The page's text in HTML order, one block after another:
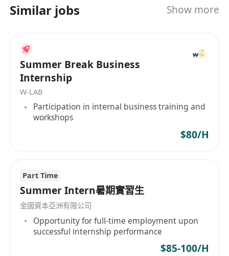
公司、星展銀行(香港)有限公司及渣打銀行(香港)有
化理財方案。
Similar jobs Show more
Summer Break Business
Internship
W-LAB
Participation in internal business training and
workshops
$80/H
Part Time
Summer Intern暑期實習生
金國資本亞洲有限公司
Opportunity for full-time employment upon
successful internship performance
$85-100/H